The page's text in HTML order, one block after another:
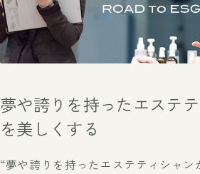
夢や誇りを持ったエステ
を美しくする
“夢や誇りを持ったエステティシャン